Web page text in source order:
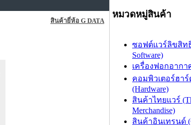
สินค้ายี่ห้อ G DATA
หมวดหมู่สินค้า
ซอฟต์แวร์ลิขสิทธิ์
Software)
เครื่องฟอกอากา
คอมพิวเตอร์ฮาร์
(Hardware)
สินค้าไทยแวร์
Merchandise)
สินค้าอินเทรนด์